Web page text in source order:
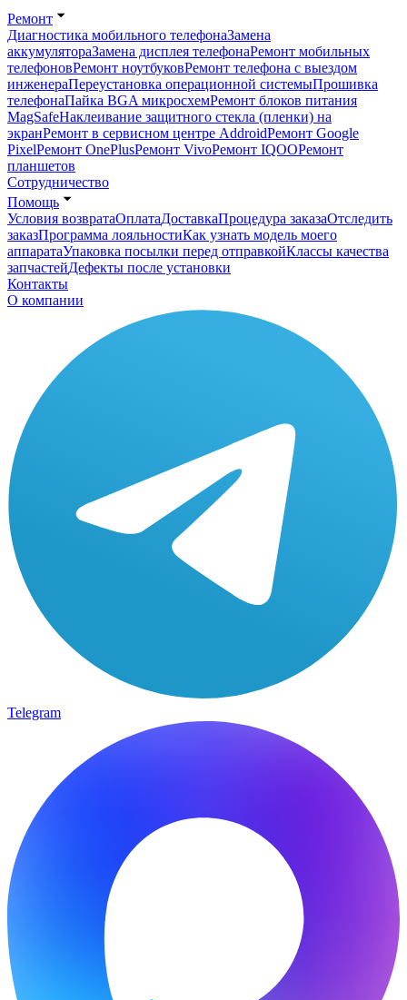
Ремонт
Диагностика мобильного телефонаЗамена
аккумулятораЗамена дисплея телефонаРемонт мобильных
телефоновРемонт ноутбуковРемонт телефона с выездом
инженераПереустановка операционной системыПрошивка
телефонаПайка BGA микросхемРемонт блоков питания
MagSafeНаклеивание защитного стекла (пленки) на
экранРемонт в сервисном центре AddroidРемонт Google
PixelРемонт OnePlusРемонт VivoРемонт IQOOРемонт
планшетов
Сотрудничество
Помощь
Условия возвратаОплатаДоставкаПроцедура заказаОтследить
заказПрограмма лояльностиКак узнать модель моего
аппаратаУпаковка посылки перед отправкойКлассы качества
запчастейДефекты после установки
Контакты
О компании
Telegram